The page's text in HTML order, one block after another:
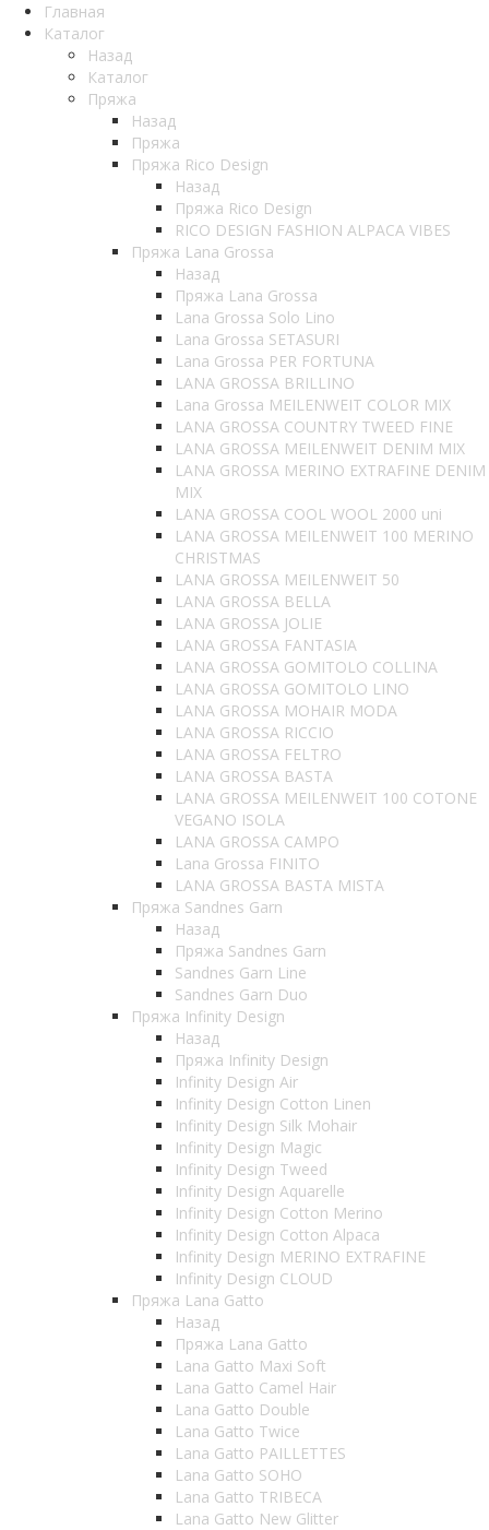
Главная
Каталог
Назад
Каталог
Пряжа
Назад
Пряжа
Пряжа Rico Design
Назад
Пряжа Rico Design
RICO DESIGN FASHION ALPACA VIBES
Пряжа Lana Grossa
Назад
Пряжа Lana Grossa
Lana Grossa Solo Lino
Lana Grossa SETASURI
Lana Grossa PER FORTUNA
LANA GROSSA BRILLINO
Lana Grossa MEILENWEIT COLOR MIX
LANA GROSSA COUNTRY TWEED FINE
LANA GROSSA MEILENWEIT DENIM MIX
LANA GROSSA MERINO EXTRAFINE DENIM
MIX
LANA GROSSA COOL WOOL 2000 uni
LANA GROSSA MEILENWEIT 100 MERINO
CHRISTMAS
LANA GROSSA MEILENWEIT 50
LANA GROSSA BELLA
LANA GROSSA JOLIE
LANA GROSSA FANTASIA
LANA GROSSA GOMITOLO COLLINA
LANA GROSSA GOMITOLO LINO
LANA GROSSA MOHAIR MODA
LANA GROSSA RICCIO
LANA GROSSA FELTRO
LANA GROSSA BASTA
LANA GROSSA MEILENWEIT 100 COTONE
VEGANO ISOLA
LANA GROSSA CAMPO
Lana Grossa FINITO
LANA GROSSA BASTA MISTA
Пряжа Sandnes Garn
Назад
Пряжа Sandnes Garn
Sandnes Garn Line
Sandnes Garn Duo
Пряжа Infinity Design
Назад
Пряжа Infinity Design
Infinity Design Air
Infinity Design Cotton Linen
Infinity Design Silk Mohair
Infinity Design Magic
Infinity Design Tweed
Infinity Design Aquarelle
Infinity Design Cotton Merino
Infinity Design Cotton Alpaca
Infinity Design MERINO EXTRAFINE
Infinity Design CLOUD
Пряжа Lana Gatto
Назад
Пряжа Lana Gatto
Lana Gatto Maxi Soft
Lana Gatto Camel Hair
Lana Gatto Double
Lana Gatto Twice
Lana Gatto PAILLETTES
Lana Gatto SOHO
Lana Gatto TRIBECA
Lana Gatto New Glitter